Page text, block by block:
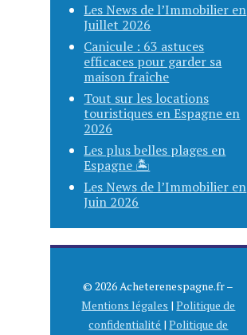
Les News de l’Immobilier en
Juillet 2026
Canicule : 63 astuces
efficaces pour garder sa
maison fraîche
Tout sur les locations
touristiques en Espagne en
2026
Les plus belles plages en
Espagne 🏝️
Les News de l’Immobilier en
Juin 2026
© 2026 Acheterenespagne.fr –
Mentions légales |Politique de
confidentialité |Politique de